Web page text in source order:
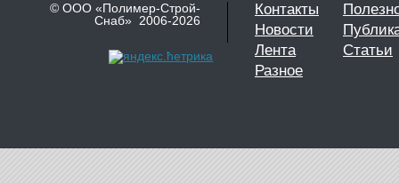
© ООО «Полимер-Строй-
Снаб» 2006-2026
Контакты
Новости
Лента
Статьи
Разное